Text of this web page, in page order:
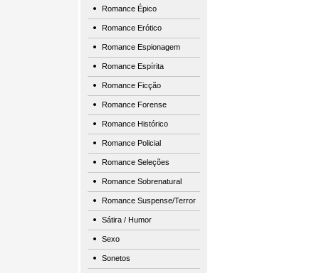
Romance Épico
Romance Erótico
Romance Espionagem
Romance Espírita
Romance Ficção
Romance Forense
Romance Histórico
Romance Policial
Romance Seleções
Romance Sobrenatural
Romance Suspense/Terror
Sátira / Humor
Sexo
Sonetos